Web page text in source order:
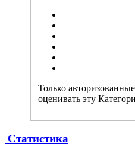
Только
оценивать эту
Статистика